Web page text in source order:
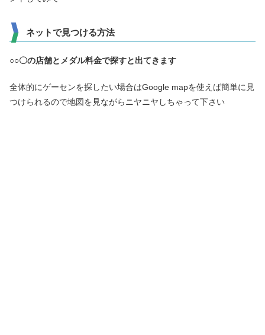
ネットで見つける方法
○○〇の店舗とメダル料金で探すと出てきます
全体的にゲーセンを探したい場合はGoogle mapを使えば簡単に見
つけられるので地図を見ながらニヤニヤしちゃって下さい